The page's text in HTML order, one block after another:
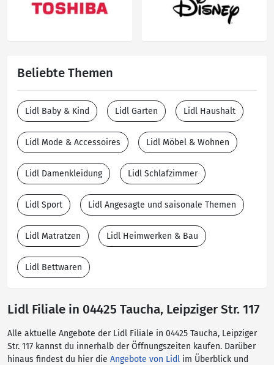
Beliebte Themen
Lidl Baby & Kind Lidl Garten Lidl Haushalt
Lidl Mode & Accessoires Lidl Möbel & Wohnen
Lidl Damenkleidung Lidl Schlafzimmer
Lidl Sport Lidl Angesagte und saisonale Themen
Lidl Matratzen Lidl Heimwerken & Bau
Lidl Bettwaren
Lidl Filiale in 04425 Taucha, Leipziger Str. 117
Alle aktuelle Angebote der Lidl Filiale in 04425 Taucha, Leipziger
Str. 117 kannst du innerhalb der Öffnungszeiten kaufen. Darüber
hinaus findest du hier die Angebote von Lidl im Überblick und